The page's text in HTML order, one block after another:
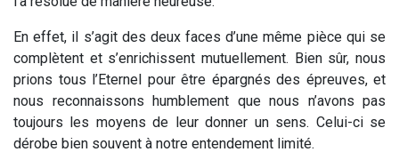
En effet, il s’agit des deux faces d’une même pièce qui se
complètent et s’enrichissent mutuellement. Bien sûr, nous
prions tous l’Eternel pour être épargnés des épreuves, et
nous reconnaissons humblement que nous n’avons pas
toujours les moyens de leur donner un sens. Celui-ci se
dérobe bien souvent à notre entendement limité.